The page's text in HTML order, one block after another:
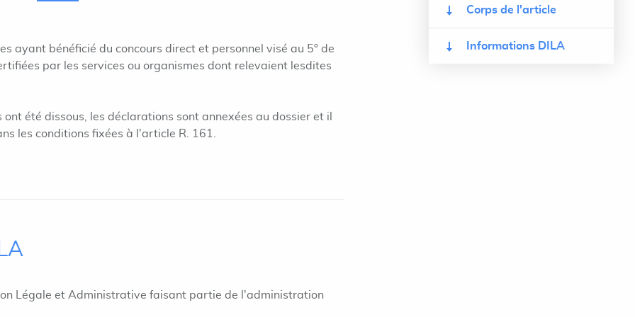
ayant bénéficié du concours direct et personnel visé au 5° de
par les services ou organismes dont relevaient lesdites
ont été dissous, les déclarations sont annexées au dossier et il
les conditions fixées à l'article R. 161.
Légale et Administrative faisant partie de l'administration
Corps de l'article
Informations DILA